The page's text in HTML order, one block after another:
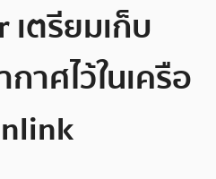
เตรียมเก็บ
าศไว้ในเครือ